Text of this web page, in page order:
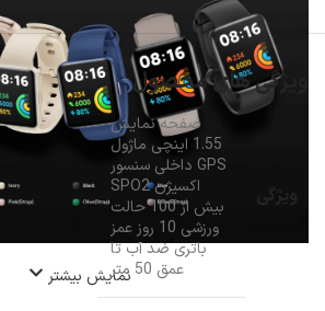
نمایش بیشتر
ویژگی های محصول
صفحه نمایش
1.55 اینچی ماژول
GPS داخلی سنسور
اکسیژن SPO2
بیش از 100 حالت
ورزشی 10 روز عمز
باتری ضد آب تا
عمق 50 متر